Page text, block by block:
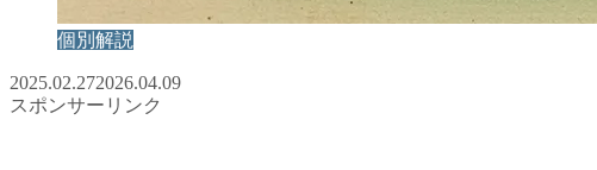
個別解説
2025.02.272026.04.09
スポンサーリンク